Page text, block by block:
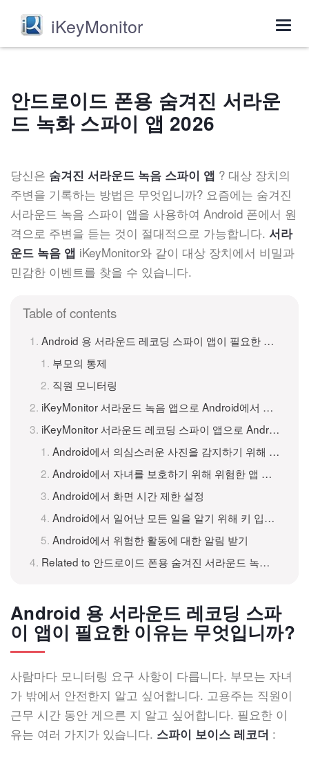
iKeyMonitor
안드로이드 폰용 숨겨진 서라운
드 녹화 스파이 앱 2026
당신은 숨겨진 서라운드 녹음 스파이 앱 ? 대상 장치의
주변을 기록하는 방법은 무엇입니까? 요즘에는 숨겨진
서라운드 녹음 스파이 앱을 사용하여 Android 폰에서 원
격으로 주변을 듣는 것이 절대적으로 가능합니다. 서라
운드 녹음 앱 iKeyMonitor와 같이 대상 장치에서 비밀과
민감한 이벤트를 찾을 수 있습니다.
Table of contents
Android 용 서라운드 레코딩 스파이 앱이 필요한 이유는 무엇입니까?
부모의 통제
직원 모니터링
iKeyMonitor 서라운드 녹음 앱으로 Android에서 스파이하는 방법?
iKeyMonitor 서라운드 레코딩 스파이 앱으로 Android 활동 기록
Android에서 의심스러운 사진을 감지하기 위해 스크린 샷 캡처
Android에서 자녀를 보호하기 위해 위험한 앱 차단
Android에서 화면 시간 제한 설정
Android에서 일어난 모든 일을 알기 위해 키 입력을 추적
Android에서 위험한 활동에 대한 알림 받기
Related to 안드로이드 폰용 숨겨진 서라운드 녹화 스파이 앱
Android 용 서라운드 레코딩 스파
이 앱이 필요한 이유는 무엇입니까?
사람마다 모니터링 요구 사항이 다릅니다. 부모는 자녀
가 밖에서 안전한지 알고 싶어합니다. 고용주는 직원이
근무 시간 동안 게으른 지 알고 싶어합니다. 필요한 이
유는 여러 가지가 있습니다. 스파이 보이스 레코더 :